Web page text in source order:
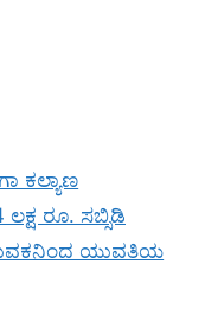
ಕಲ್ಯಾಣ
ರೂ. ಸಬ್ಸಿಡಿ
ಯುವತಿಯ